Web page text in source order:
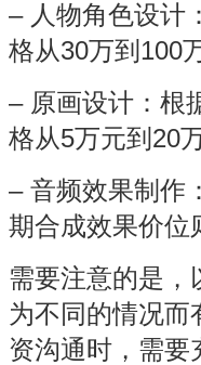
– 人物角色设计
格从30万到100
– 原画设计：根
格从5万元到20
– 音频效果制作
期合成效果价位
需要注意的是，
为不同的情况而
资沟通时，需要